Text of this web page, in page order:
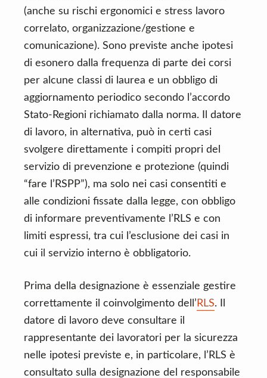
(anche su rischi ergonomici e stress lavoro
correlato, organizzazione/gestione e
comunicazione). Sono previste anche ipotesi
di esonero dalla frequenza di parte dei corsi
per alcune classi di laurea e un obbligo di
aggiornamento periodico secondo l’accordo
Stato-Regioni richiamato dalla norma. Il datore
di lavoro, in alternativa, può in certi casi
svolgere direttamente i compiti propri del
servizio di prevenzione e protezione (quindi
“fare l’RSPP”), ma solo nei casi consentiti e
alle condizioni fissate dalla legge, con obbligo
di informare preventivamente l’RLS e con
limiti espressi, tra cui l’esclusione dei casi in
cui il servizio interno è obbligatorio.
Prima della designazione è essenziale gestire
correttamente il coinvolgimento dell’ RLS. Il
datore di lavoro deve consultare il
rappresentante dei lavoratori per la sicurezza
nelle ipotesi previste e, in particolare, l’RLS è
consultato sulla designazione del responsabile